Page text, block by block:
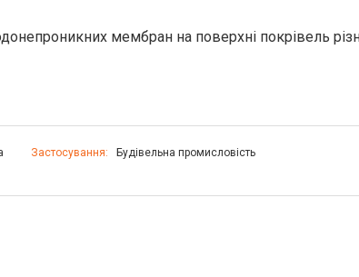
мембран на поверхні покрівель
Застосування: Будівельна промисловість